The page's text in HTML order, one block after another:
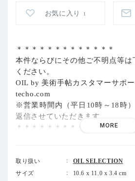
お気に入り 1
＊＊＊＊＊＊＊＊＊＊＊＊＊
本件ならびにその他ご不明点等
ください。
OIL by 美術手帖カスタマーサ
techo.com
※営業時間内（平日 10時～ 18 時
返信させていただきます。
＊＊＊＊＊＊＊＊＊＊＊＊＊
MORE
取り扱い
OIL SELECTION
サイズ
10.6 x 11.0 x 3.4 cm